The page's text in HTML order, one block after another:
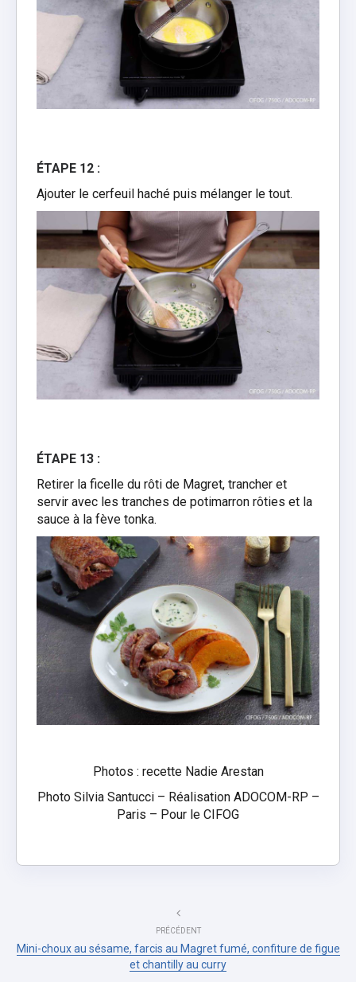
ÉTAPE 12 :
Ajouter le cerfeuil haché puis mélanger le tout.
ÉTAPE 13 :
Retirer la ficelle du rôti de Magret, trancher et
servir avec les tranches de potimarron rôties et la
sauce à la fève tonka.
Photos : recette Nadie Arestan
Photo Silvia Santucci – Réalisation ADOCOM-RP –
Paris – Pour le CIFOG
PRÉCÉDENT
Mini-choux au sésame, farcis au Magret fumé, confiture de figue
et chantilly au curry